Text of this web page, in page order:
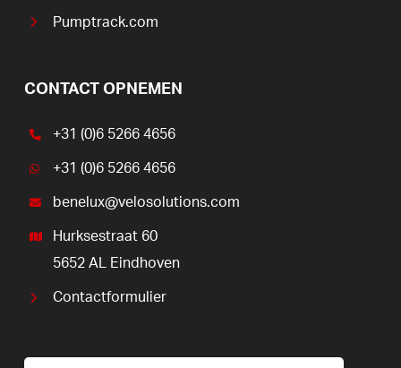
Pumptrack.com
CONTACT OPNEMEN
+31 (0)6 5266 4656
+31 (0)6 5266 4656
benelux@velosolutions.com
Hurksestraat 60
5652 AL Eindhoven
Contactformulier